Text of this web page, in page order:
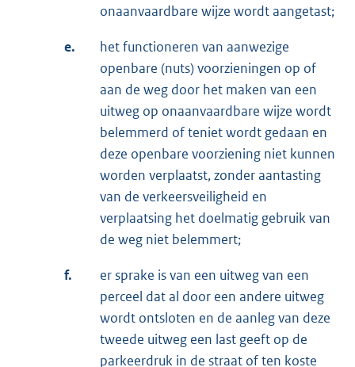
onaanvaardbare wijze wordt aangetast;
e.
het functioneren van aanwezige
openbare (nuts) voorzieningen op of
aan de weg door het maken van een
uitweg op onaanvaardbare wijze wordt
belemmerd of teniet wordt gedaan en
deze openbare voorziening niet kunnen
worden verplaatst, zonder aantasting
van de verkeersveiligheid en
verplaatsing het doelmatig gebruik van
de weg niet belemmert;
f.
er sprake is van een uitweg van een
perceel dat al door een andere uitweg
wordt ontsloten en de aanleg van deze
tweede uitweg een last geeft op de
parkeerdruk in de straat of ten koste